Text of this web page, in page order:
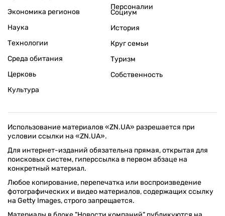
Экономика регионов
Персоналии
Наука
Технологии
Среда обитания
Церковь
Культура
Социум
История
Круг семьи
Туризм
Собственность
Использование материалов «ZN.UA» разрешается при
условии ссылки на «ZN.UA».
Для интернет-изданий обязательна прямая, открытая для
поисковых систем, гиперссылка в первом абзаце на
конкретный материал.
Любое копирование, перепечатка или воспроизведение
фотографических и видео материалов, содержащих ссылку
на Getty Images, строго запрещается.